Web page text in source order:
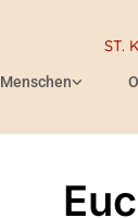
ST.
Menschen